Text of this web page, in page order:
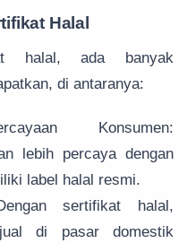
Halal
halal, ada banyak
di antaranya:
Konsumen:
lebih percaya dengan
label halal resmi.
sertifikat halal,
di pasar domestik